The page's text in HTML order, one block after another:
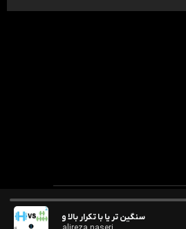
سنگین تر یا با تکرار بالا وزنه بزنم؟